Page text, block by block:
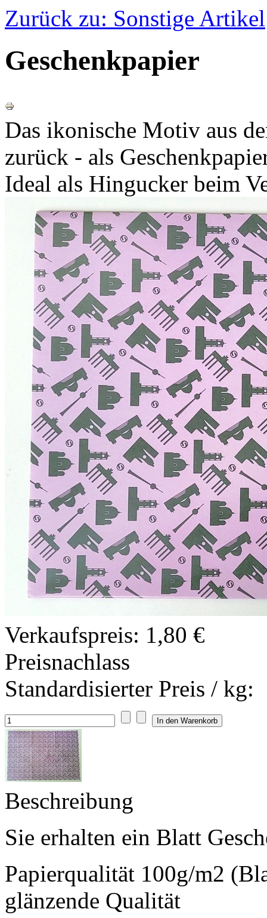
Zurück zu: Sonstige Artikel
Geschenkpapier
Das ikonische Motiv aus
zurück - als
Ideal als Hingucker beim
Verkaufspreis: 1,80 €
Preisnachlass
Standardisierter Preis / kg:
Beschreibung
Sie erhalten ein Blatt
Papierqualität 100g/m2
glänzende Qualität